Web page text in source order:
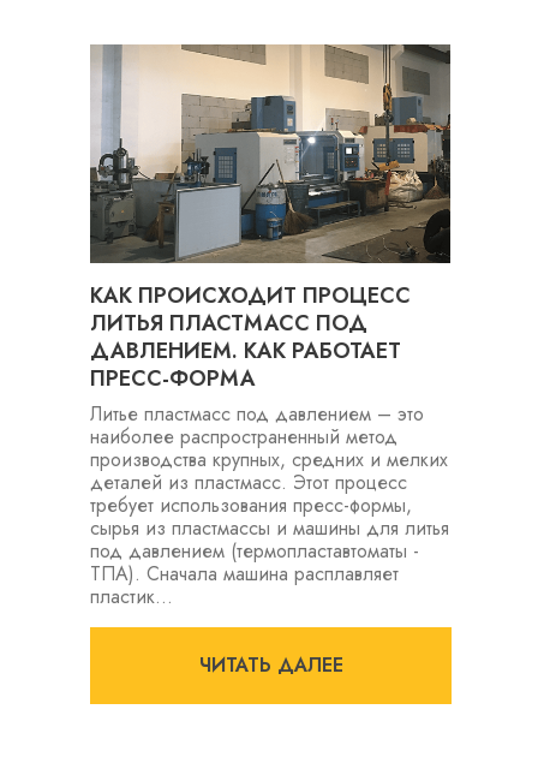
Литье пластмасс под давлением – это
наиболее распространенный метод
производства крупных, средних и мелких
деталей из пластмасс. Этот процесс
требует использования пресс-формы,
сырья из пластмассы и машины для литья
под давлением (термопластавтоматы -
ТПА). Сначала машина расплавляет
пластик...
КАК ПРОИСХОДИТ ПРОЦЕСС
ЛИТЬЯ ПЛАСТМАСС ПОД
ДАВЛЕНИЕМ. КАК РАБОТАЕТ
ПРЕСС-ФОРМА
ЧИТАТЬ ДАЛЕЕ